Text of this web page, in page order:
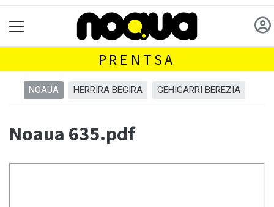
PRENTSA
NOAUA HERRIRA BEGIRA GEHIGARRI BEREZIA
Noaua 635.pdf